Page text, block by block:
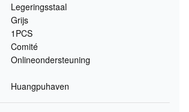
Legeringsstaal
Grijs
1PCS
Comité
Onlineondersteuning
Huangpuhaven